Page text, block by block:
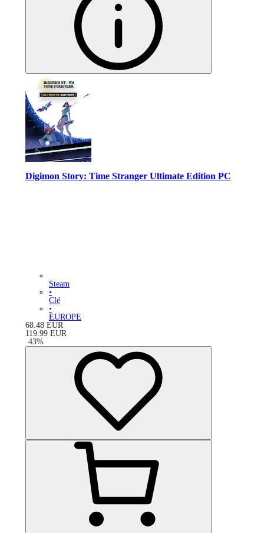
Digimon Story: Time Stranger Ultimate Edition PC
Steam
•
Clé
•
EUROPE
68.48 EUR
119.99 EUR
-43%